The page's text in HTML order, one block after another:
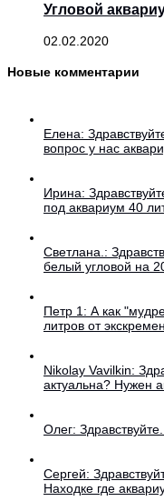
Угловой
02.02.2020
Новые комментарии
Елена:
вопрос у нас
Ирина:
под аквариум 40
Светлана.:
белый угловой на
Петр 1: А как
литров от
Nikolay Vavilkin:
актуальна? Нужен
Олег:
Сергей:
Находке где